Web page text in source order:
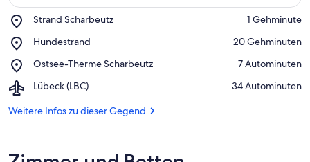
Strand Scharbeutz
Place,
Scharbeutz
‪1 Gehminute‬
Hundestrand
Place,
‪20 Gehminuten‬
Ostsee-Therme Scharbeutz
Place,
Therme
‪7 Autominuten‬
Lübeck (LBC)
Airport,
(LBC)
‪34 Autominuten‬
Weitere Infos zu dieser Gegend